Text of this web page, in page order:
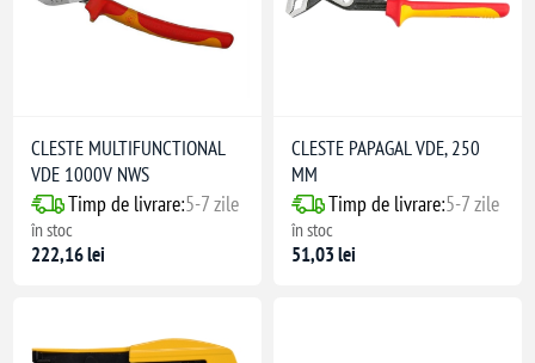
CLESTE MULTIFUNCTIONAL
VDE 1000V NWS
Timp de livrare:5-7 zile
în stoc
222,16 lei
CLESTE PAPAGAL VDE, 250
MM
Timp de livrare:5-7 zile
în stoc
51,03 lei